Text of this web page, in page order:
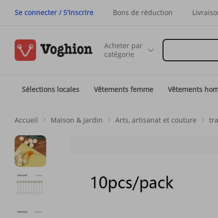
Se connecter / S'inscrire Bons de réduction
Acheter par
catégorie
Sélections locales Vêtements femme Vêtements
Accueil Maison & Jardin Arts, artisanat et couture